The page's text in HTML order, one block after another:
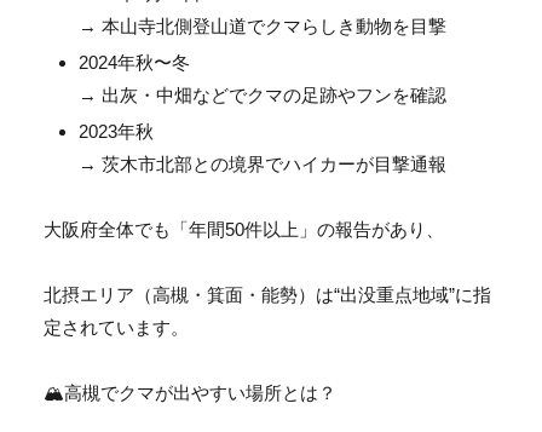
→ 本山寺北側登山道でクマらしき動物を目撃
2024年秋〜冬
→ 出灰・中畑などでクマの足跡やフンを確認
2023年秋
→ 茨木市北部との境界でハイカーが目撃通報
大阪府全体でも「年間50件以上」の報告があり、
北摂エリア（高槻・箕面・能勢）は“出没重点地域”に指
定されています。
🏔️高槻でクマが出やすい場所とは？